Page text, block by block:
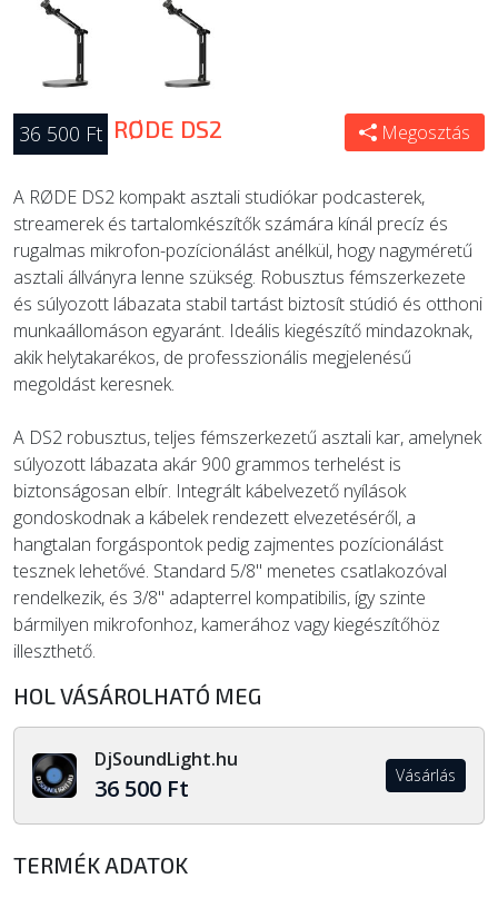
36 500 Ft RØDE DS2 Megosztás
A RØDE DS2 kompakt asztali studiókar podcasterek,
streamerek és tartalomkészítők számára kínál precíz és
rugalmas mikrofon-pozícionálást anélkül, hogy nagyméretű
asztali állványra lenne szükség. Robusztus fémszerkezete
és súlyozott lábazata stabil tartást biztosít stúdió és otthoni
munkaállomáson egyaránt. Ideális kiegészítő mindazoknak,
akik helytakarékos, de professzionális megjelenésű
megoldást keresnek.
A DS2 robusztus, teljes fémszerkezetű asztali kar, amelynek
súlyozott lábazata akár 900 grammos terhelést is
biztonságosan elbír. Integrált kábelvezető nyílások
gondoskodnak a kábelek rendezett elvezetéséről, a
hangtalan forgáspontok pedig zajmentes pozícionálást
tesznek lehetővé. Standard 5/8" menetes csatlakozóval
rendelkezik, és 3/8" adapterrel kompatibilis, így szinte
bármilyen mikrofonhoz, kamerához vagy kiegészítőhöz
illeszthető.
HOL VÁSÁROLHATÓ MEG
DjSoundLight.hu
36 500 Ft Vásárlás
TERMÉK ADATOK